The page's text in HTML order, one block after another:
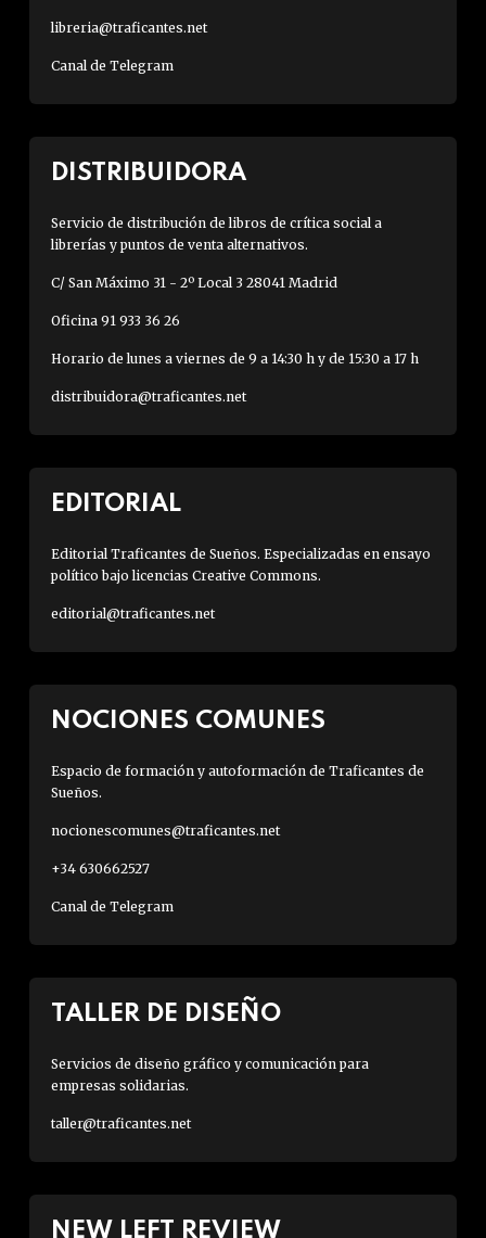
libreria@traficantes.net
Canal de Telegram
DISTRIBUIDORA
Servicio de distribución de libros de crítica social a
librerías y puntos de venta alternativos.
C/ San Máximo 31 - 2º Local 3 28041 Madrid
Oficina 91 933 36 26
Horario de lunes a viernes de 9 a 14:30 h y de 15:30 a 17 h
distribuidora@traficantes.net
EDITORIAL
Editorial Traficantes de Sueños. Especializadas en ensayo
político bajo licencias Creative Commons.
editorial@traficantes.net
NOCIONES COMUNES
Espacio de formación y autoformación de Traficantes de
Sueños.
nocionescomunes@traficantes.net
+34 630662527
Canal de Telegram
TALLER DE DISEÑO
Servicios de diseño gráfico y comunicación para
empresas solidarias.
taller@traficantes.net
NEW LEFT REVIEW